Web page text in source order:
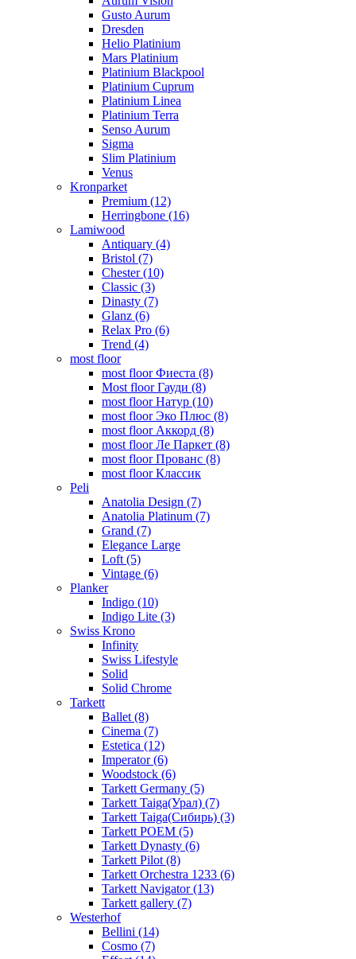
Gusto Aurum
Dresden
Helio Platinium
Mars Platinium
Platinium Blackpool
Platinium Cuprum
Platinium Linea
Platinium Terra
Senso Aurum
Sigma
Slim Platinium
Venus
Kronparket
Premium (12)
Herringbone (16)
Lamiwood
Antiquary (4)
Bristol (7)
Chester (10)
Classic (3)
Dinasty (7)
Glanz (6)
Relax Pro (6)
Trend (4)
most floor
most floor Фиеста (8)
Most floor Гауди (8)
most floor Натур (10)
most floor Эко Плюс (8)
most floor Аккорд (8)
most floor Ле Паркет (8)
most floor Прованс (8)
most floor Классик
Peli
Anatolia Design (7)
Anatolia Platinum (7)
Grand (7)
Elegance Large
Loft (5)
Vintage (6)
Planker
Indigo (10)
Indigo Lite (3)
Swiss Krono
Infinity
Swiss Lifestyle
Solid
Solid Chrome
Tarkett
Ballet (8)
Cinema (7)
Estetica (12)
Imperator (6)
Woodstock (6)
Tarkett Germany (5)
Tarkett Taiga(Урал) (7)
Tarkett Taiga(Сибирь) (3)
Tarkett POEM (5)
Tarkett Dynasty (6)
Tarkett Pilot (8)
Tarkett Orchestra 1233 (6)
Tarkett Navigator (13)
Tarkett gallery (7)
Westerhof
Bellini (14)
Cosmo (7)